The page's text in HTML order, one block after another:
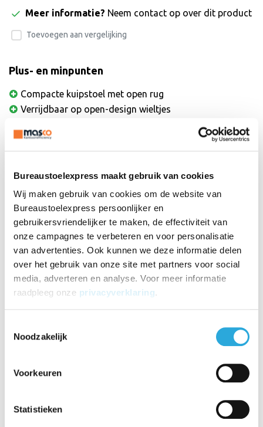
Bureaustoelexpress maakt gebruik van cookies
Wij maken gebruik van cookies om de website van
Bureaustoelexpress persoonlijker en
gebruikersvriendelijker te maken, de effectiviteit van
onze campagnes te verbeteren en voor personalisatie
van advertenties. Ook kunnen we deze informatie delen
over het gebruik van onze site met partners voor social
media, adverteren en analyse. Voor meer informatie
raadpleeg onze privacyverklaring.
Noodzakelijk
Voorkeuren
Statistieken
Meer informatie? Neem contact op over dit product
Toevoegen aan vergelijking
Plus- en minpunten
Compacte kuipstoel met open rug
Verrijdbaar op open-design wieltjes
Stof met easy care & clean formule
Niet stapelbaar
Productomschrijving
Maak je vergadertafel compleet met vergaderstoel club op
wieltjes. De club staat op een spinvoet onderstel met open
design wielen in kleur van het onderstel gematcht.Voor de
stoffering is er een trendy stof met grove structuur
gebruikt. De duotone van beige en crème geeft deze
vergaderstoel een chique uiterlijk.
De stoffering heeft een easy care en clean formule.
Hiermee zijn vuil en vlekken makkelijk te verwijderen.
Product informatie
SKU
Kuip